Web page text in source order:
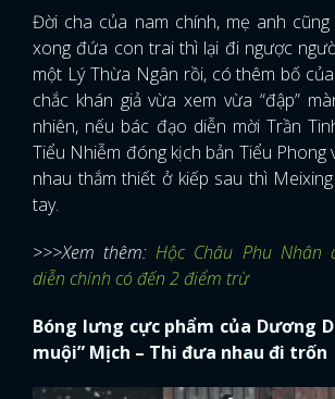
Đời cha của nam chính, mẹ anh
xong đứa con trai thì lại đi ngược
một Lý Thừa Ngân rồi, có thêm bố
chắc khán giả vừa xem vừa “đập”
nhiên, nếu bác đạo diễn mời Trần
Tiểu Nhiễm đóng kịch bản Tiểu Phong
nhau thắm thiết ở kiếp sau thì
tay.
>>>Xem thêm:Hộc Châu Phu Nhân
diễn chính có đến 2 điểm trừ
Bóng lưng cực phẩm của Dương
muội” Mịch – Thi đưa nhau đi trốn